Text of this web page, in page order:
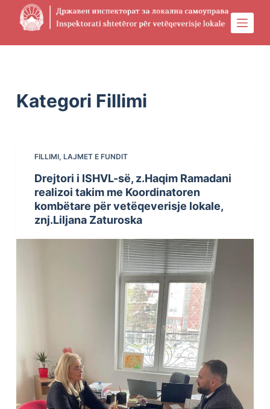
i
o
cKategori Fillimi
FILLIMI, LAJMET E FUNDIT
Drejtori i ISHVL-së, z.Haqim Ramadani
realizoi takim me Koordinatoren
kombëtare për vetëqeverisje lokale,
znj.Liljana Zaturoska